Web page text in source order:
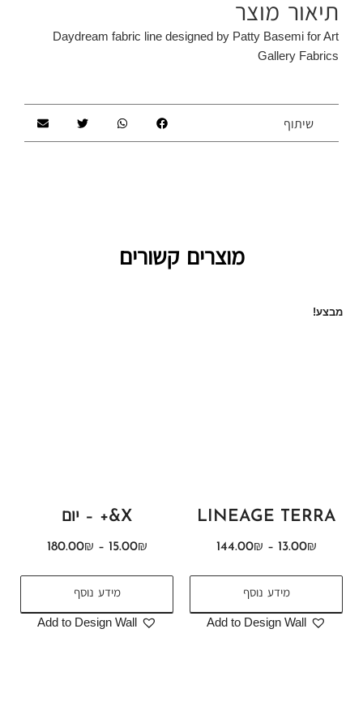
תיאור מוצר
Daydream fabric line designed by Patty Basemi for Art
Gallery Fabrics
שיתוף
מוצרים קשורים
מבצע!
LINEAGE TERRA
13.00₪
–
144.00₪
מידע נוסף
Add to Design Wall
X&+ – יום
15.00₪
–
180.00₪
מידע נוסף
Add to Design Wall